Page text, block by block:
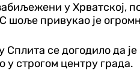
у Хрватској,
шоље привукао је
се догодило да
у строгом центру града.